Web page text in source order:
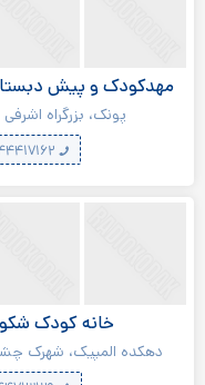
مهدکودک و پیش
پونک، بزرگراه اشرفی
۰۲۱۴۴۴۱۷۱۶۲
خانه کودک
دهکده المپیک، شهرک